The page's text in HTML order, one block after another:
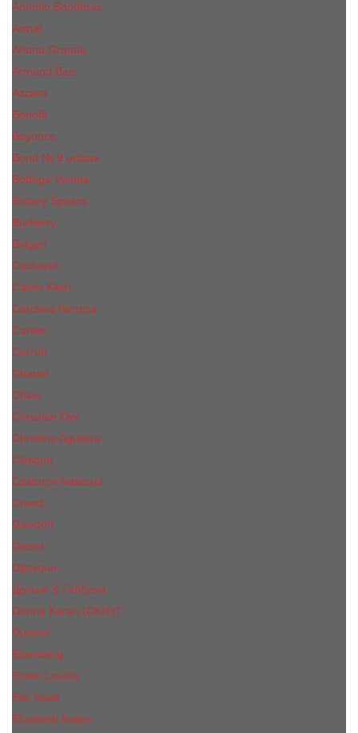
Antonio Banderas
Armaf
Ariana Grande
Armand Basi
Azzaro
Benefit
Beyonce
Bond № 9 unisex
Bottega Veneta
Britney Spears
Burberry
Bvlgari
Cacharel
Calvin Klein
Carolina Herrera
Cartier
Cerruti
Сhanеl
Chloe
Christian Dior
Christina Aguilera
Сliniquе
Costume National
Creed
Davidoff
Diesel
Diptyque
Дольче & Габбана
Donna Karan (DKNY)
Dupont
Eisenberg
Еsteе Lаudеr
Elie Saab
Elizabeth Arden